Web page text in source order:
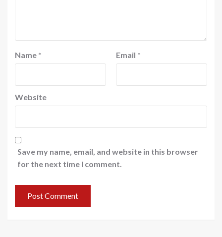
Name * Email *
Website
Save my name, email, and website in this browser
for the next time I comment.